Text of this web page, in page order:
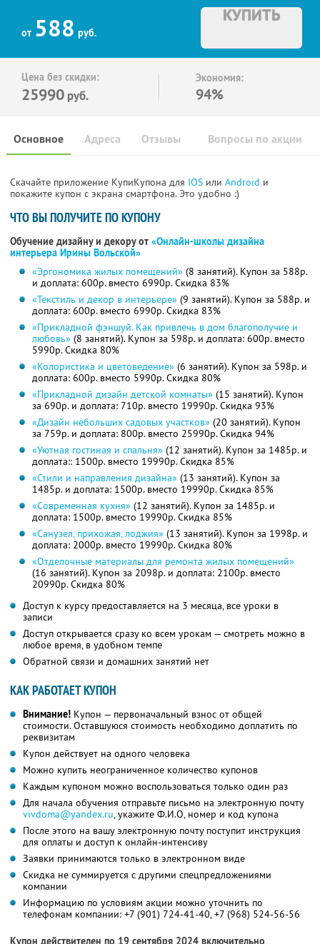
от 588 руб.
КУПИТЬ
Цена без скидки:
25990 руб.
Экономия:
94%
Основное Отзывы Вопросы по акции
Адреса
Скачайте приложение КупиКупона для IOS или Android и
покажите купон с экрана смартфона. Это удобно :)
ЧТО ВЫ ПОЛУЧИТЕ ПО КУПОНУ
Обучение дизайну и декору от «Онлайн-школы дизайна
интерьера Ирины Вольской»
«Эргономика жилых помещений» (8 занятий). Купон за 588р.
и доплата: 600р. вместо 6990р. Скидка 83%
«Текстиль и декор в интерьере» (9 занятий). Купон за 588р. и
доплата: 600р. вместо 6990р. Скидка 83%
«Прикладной фэншуй. Как привлечь в дом благополучие и
любовь» (8 занятий). Купон за 598р. и доплата: 600р. вместо
5990р. Скидка 80%
«Колористика и цветоведение» (6 занятий). Купон за 598р. и
доплата: 600р. вместо 5990р. Скидка 80%
«Прикладной дизайн детской комнаты» (15 занятий). Купон
за 690р. и доплата: 710р. вместо 19990р. Скидка 93%
«Дизайн небольших садовых участков» (20 занятий). Купон
за 759р. и доплата: 800р. вместо 25990р. Скидка 94%
«Уютная гостиная и спальня» (12 занятий). Купон за 1485р. и
доплата:: 1500р. вместо 19990р. Скидка 85%
«Стили и направления дизайна» (13 занятий). Купон за
1485р. и доплата: 1500р. вместо 19990р. Скидка 85%
«Современная кухня» (12 занятий). Купон за 1485р. и
доплата: 1500р. вместо 19990р. Скидка 85%
«Санузел, прихожая, лоджия» (13 занятий). Купон за 1998р. и
доплата: 2000р. вместо 19990р. Скидка 80%
«Отделочные материалы для ремонта жилых помещений»
(16 занятий). Купон за 2098р. и доплата: 2100р. вместо
20990р. Скидка 80%
Доступ к курсу предоставляется на 3 месяца, все уроки в
записи
Доступ открывается сразу ко всем урокам — смотреть можно в
любое время, в удобном темпе
Обратной связи и домашних занятий нет
КАК РАБОТАЕТ КУПОН
Внимание! Купон — первоначальный взнос от общей
стоимости. Оставшуюся стоимость необходимо доплатить по
реквизитам
Купон действует на одного человека
Можно купить неограниченное количество купонов
Каждым купоном можно воспользоваться только один раз
Для начала обучения отправьте письмо на электронную почту
vivdoma@yandex.ru, укажите Ф.И.О,номер и код купона
После этого на вашу электронную почту поступит инструкция
для оплаты и доступ к онлайн-интенсиву
Заявки принимаются только в электронном виде
Скидка не суммируется с другими спецпредложениями
компании
Информацию по условиям акции можно уточнить по
телефонам компании: +7 (901) 724-41-40, +7 (968) 524-56-56
Купон действителен по 19 сентября 2024 включительно